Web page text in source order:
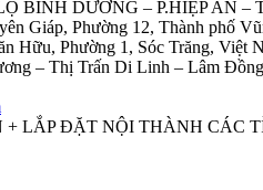
BÌNH DƯƠNG – P.HIỆP AN
Giáp, Phường 12, Thành phố
Hữu, Phường 1, Sóc Trăng, Việt
– Thị Trấn Di Linh – Lâm Đồng
LẮP ĐẶT NỘI THÀNH CÁC